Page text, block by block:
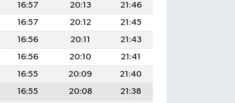
16:57 20:13
21:46
16:57 20:12
21:45
16:56 20:11
21:43
16:56 20:10
21:41
16:55 20:09
21:40
16:55 20:08
21:38